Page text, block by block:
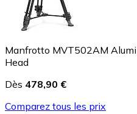
Manfrotto MVT502AM
Head
Dès 478,90 €
Comparez tous les prix